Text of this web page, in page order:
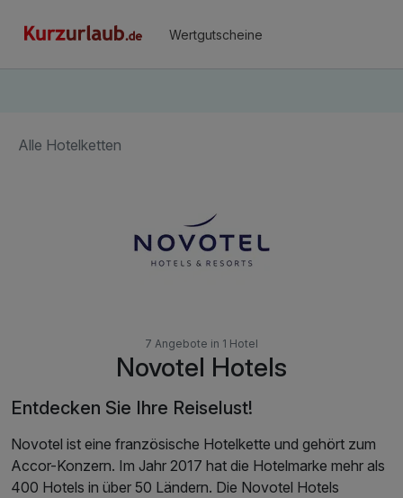
Wertgutscheine
Alle Hotelketten
7 Angebote in 1 Hotel
Novotel Hotels
Entdecken Sie Ihre Reiselust!
Novotel ist eine französische Hotelkette und gehört zum
Accor-Konzern. Im Jahr 2017 hat die Hotelmarke mehr als
400 Hotels in über 50 Ländern. Die Novotel Hotels